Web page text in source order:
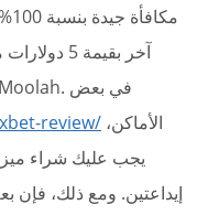
آخر بقيمة
مقابل Fortunium Gold Super Moolah. في بعض
review/
إيداعتين. ومع ذلك، فإن